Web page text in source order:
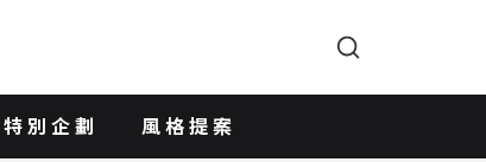
特別企劃 風格提案